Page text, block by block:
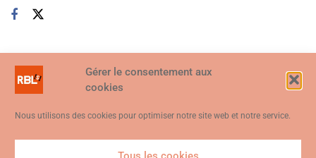
Gérer le consentement aux
cookies
Nous utilisons des cookies pour optimiser notre site web et notre service.